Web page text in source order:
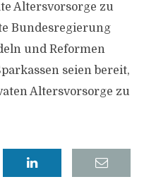
Altersvorsorge zu
Bundesregierung
und Reformen
seien bereit,
Altersvorsorge zu